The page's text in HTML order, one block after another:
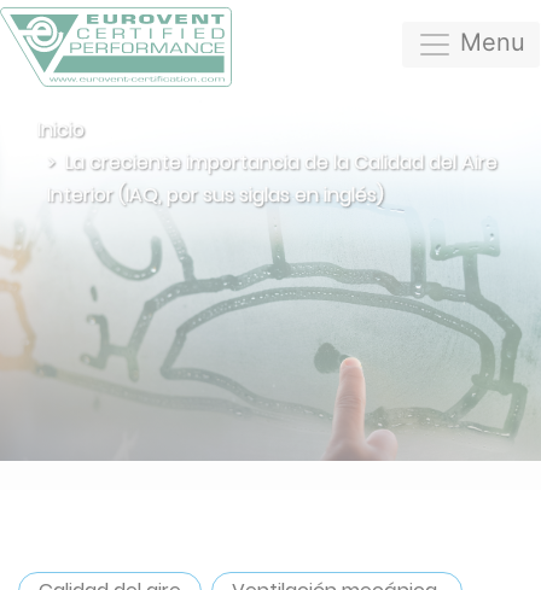
Menu
Inicio
La creciente importancia de la Calidad del Aire
Interior (IAQ, por sus siglas en inglés)